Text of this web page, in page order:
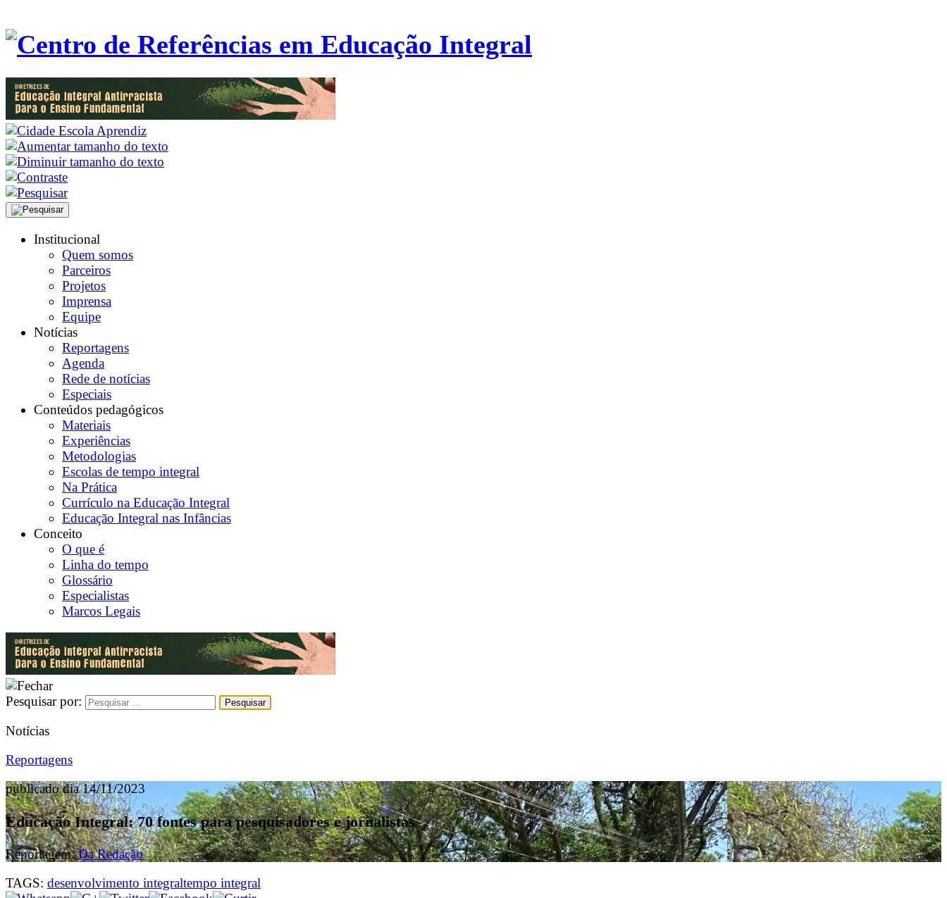
Institucional
Quem somos
Parceiros
Projetos
Imprensa
Equipe
Notícias
Reportagens
Agenda
Rede de notícias
Especiais
Conteúdos pedagógicos
Materiais
Experiências
Metodologias
Escolas de tempo integral
Na Prática
Currículo na Educação Integral
Educação Integral nas Infâncias
Conceito
O que é
Linha do tempo
Glossário
Especialistas
Marcos Legais
Pesquisar por:
Notícias
Reportagens
publicado dia 14/11/2023
Educação Integral: 70 fontes para pesquisadores e jornalistas
Reportagem:Da Redação
TAGS: desenvolvimento integraltempo integral